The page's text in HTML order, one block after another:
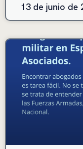
13 de junio de